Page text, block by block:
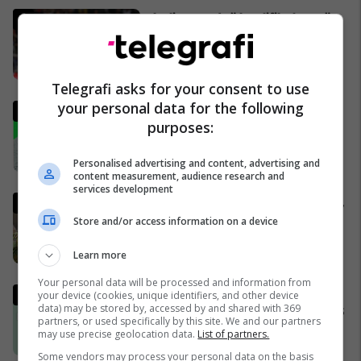
Italia mund të kualifikohet në
Kupën e Botës 2026
pavarësisht humbjes nga
Bosnja dhe Hercegovina
02/04/2026
Analisti turk kritikon ashpër
gjestin e Kerem Akturkoglu
01/04/2026
Gjermania shtrëngon rregullat,
burrat duhet të marrin leje nga
Lufta në Iran dhe zhvillimet në
Lindjen e Mesme - MINUTË PAS
MINUTE
Telegrafi asks for your consent to use
your personal data for the following
purposes:
Personalised advertising and content, advertising and
content measurement, audience research and
services development
Store and/or access information on a device
Learn more
Your personal data will be processed and information from
your device (cookies, unique identifiers, and other device
data) may be stored by, accessed by and shared with 369
partners, or used specifically by this site. We and our partners
may use precise geolocation data. List of partners.
Some vendors may process your personal data on the basis